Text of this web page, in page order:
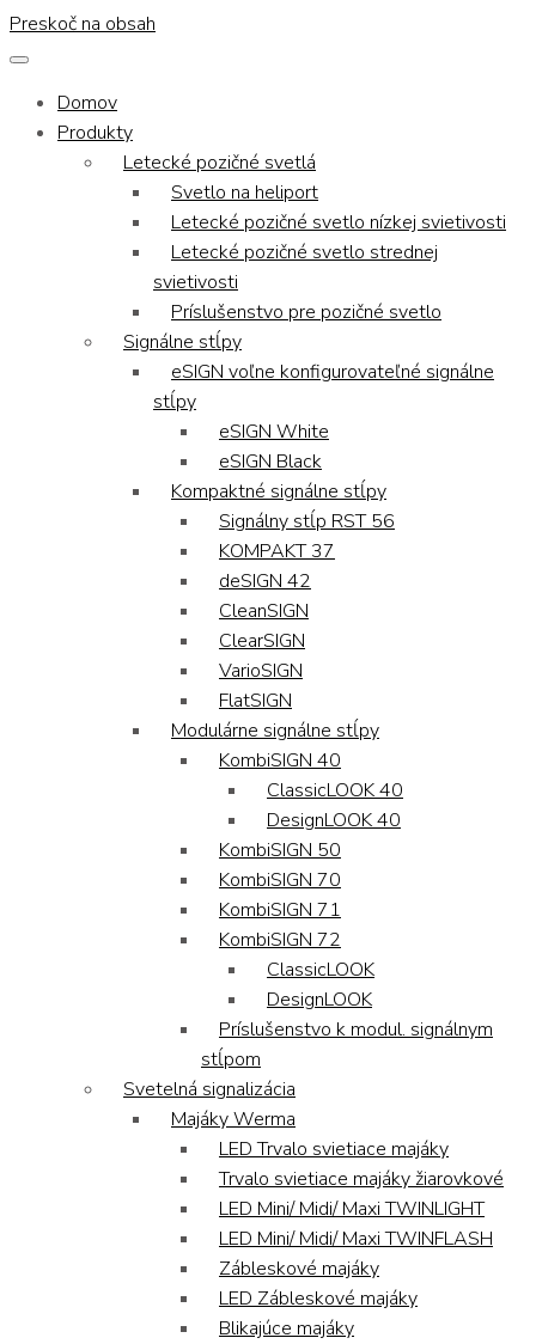
Preskoč na obsah
Domov
Produkty
Letecké pozičné svetlá
Svetlo na heliport
Letecké pozičné svetlo nízkej svietivosti
Letecké pozičné svetlo strednej
svietivosti
Príslušenstvo pre pozičné svetlo
Signálne stĺpy
eSIGN voľne konfigurovateľné signálne
stĺpy
eSIGN White
eSIGN Black
Kompaktné signálne stĺpy
Signálny stĺp RST 56
KOMPAKT 37
deSIGN 42
CleanSIGN
ClearSIGN
VarioSIGN
FlatSIGN
Modulárne signálne stĺpy
KombiSIGN 40
ClassicLOOK 40
DesignLOOK 40
KombiSIGN 50
KombiSIGN 70
KombiSIGN 71
KombiSIGN 72
ClassicLOOK
DesignLOOK
Príslušenstvo k modul. signálnym
stĺpom
Svetelná signalizácia
Majáky Werma
LED Trvalo svietiace majáky
Trvalo svietiace majáky žiarovkové
LED Mini/ Midi/ Maxi TWINLIGHT
LED Mini/ Midi/ Maxi TWINFLASH
Zábleskové majáky
LED Zábleskové majáky
Blikajúce majáky